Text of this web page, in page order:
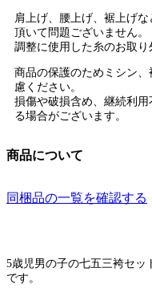
肩上げ、腰上げ、裾上げ
頂いて問題ございません。
調整に使用した糸のお取り
商品の保護のためミシン
慮ください。
損傷や破損含め、継続利
る場合がございます。
商品について
同梱品の一覧を確認する
5歳児男の子の七五三袴セッ
です。